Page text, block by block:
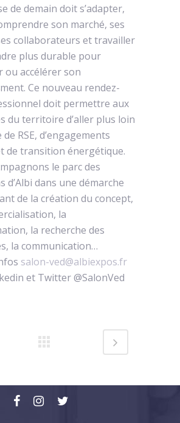
de demain doit s’adapter,
son marché, ses
collaborateurs et travailler
plus durable pour
ou accélérer son
Ce nouveau rendez-
doit permettre aux
du territoire d’aller plus loin
RSE, d’engagements
de transition énergétique.
le parc des
d’Albi dans une démarche
de la création du concept,
la
la recherche des
la communication…
salon-ved@albiexpos.fr
et Twitter @SalonVed